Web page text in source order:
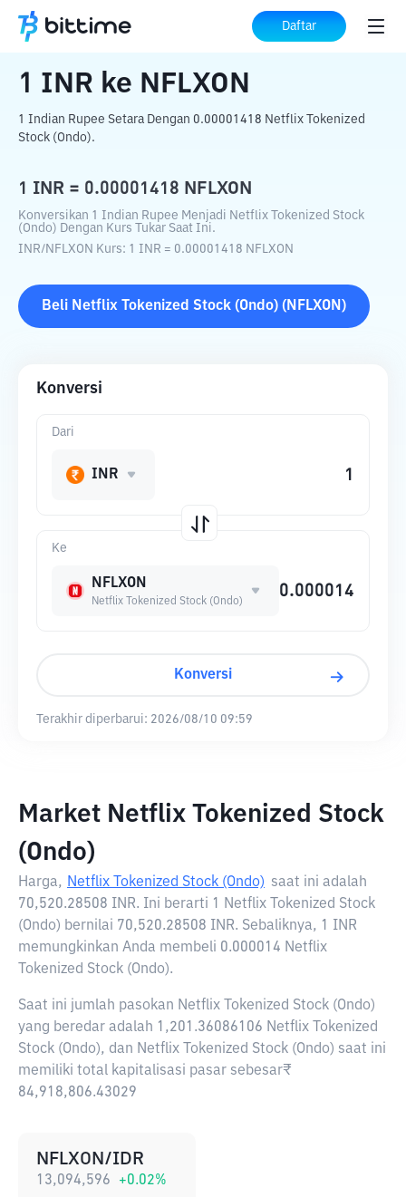
Daftar
Beranda Konverter Kripto ke NFLXON
1 INR ke NFLXON
1 Indian Rupee Setara Dengan 0.00001418 Netflix Tokenized
Stock (Ondo).
1 INR = 0.00001418 NFLXON
Konversikan 1 Indian Rupee Menjadi Netflix Tokenized Stock
(Ondo) Dengan Kurs Tukar Saat Ini.
INR/NFLXON Kurs: 1 INR = 0.00001418 NFLXON
Beli Netflix Tokenized Stock (Ondo) ( NFLXON )
Konversi
Ke
NFLXON
Netflix Tokenized Stock (Ondo)
Dari
INR
Konversi
Terakhir diperbarui: 2026/08/10 09:59
Market Netflix Tokenized Stock
(Ondo)
Harga, Netflix Tokenized Stock (Ondo) saat ini adalah
70,520.28508 INR. Ini berarti 1 Netflix Tokenized Stock
(Ondo) bernilai 70,520.28508 INR. Sebaliknya, 1 INR
memungkinkan Anda membeli 0.000014 Netflix
Tokenized Stock (Ondo).
Saat ini jumlah pasokan Netflix Tokenized Stock (Ondo)
yang beredar adalah 1,201.36086106 Netflix Tokenized
Stock (Ondo), dan Netflix Tokenized Stock (Ondo) saat ini
memiliki total kapitalisasi pasar sebesar₹
84,918,806.43029
NFLXON/IDR
13,094,596 +0.02%